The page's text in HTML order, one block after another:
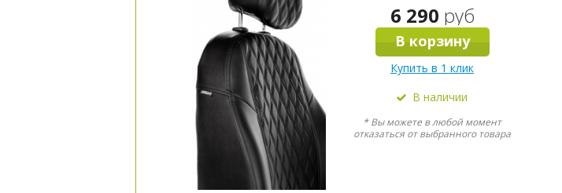
6 290 руб
В корзину
Купить в 1 клик
В наличии
* Вы можете в любой момент
отказаться от выбранного товара